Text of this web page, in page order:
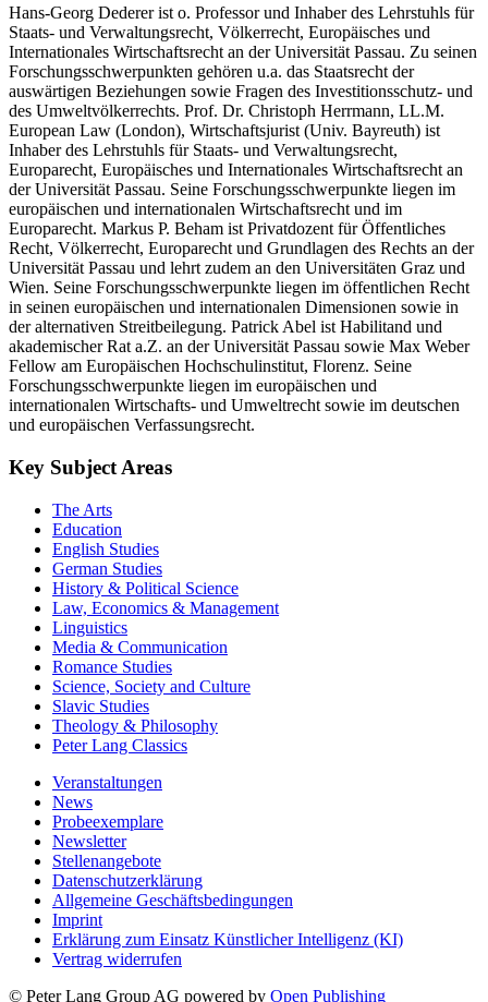
Hans-Georg Dederer ist o. Professor und Inhaber des Lehrstuhls für
Staats- und Verwaltungsrecht, Völkerrecht, Europäisches und
Internationales Wirtschaftsrecht an der Universität Passau. Zu seinen
Forschungsschwerpunkten gehören u.a. das Staatsrecht der
auswärtigen Beziehungen sowie Fragen des Investitionsschutz- und
des Umweltvölkerrechts. Prof. Dr. Christoph Herrmann, LL.M.
European Law (London), Wirtschaftsjurist (Univ. Bayreuth) ist
Inhaber des Lehrstuhls für Staats- und Verwaltungsrecht,
Europarecht, Europäisches und Internationales Wirtschaftsrecht an
der Universität Passau. Seine Forschungsschwerpunkte liegen im
europäischen und internationalen Wirtschaftsrecht und im
Europarecht. Markus P. Beham ist Privatdozent für Öffentliches
Recht, Völkerrecht, Europarecht und Grundlagen des Rechts an der
Universität Passau und lehrt zudem an den Universitäten Graz und
Wien. Seine Forschungsschwerpunkte liegen im öffentlichen Recht
in seinen europäischen und internationalen Dimensionen sowie in
der alternativen Streitbeilegung. Patrick Abel ist Habilitand und
akademischer Rat a.Z. an der Universität Passau sowie Max Weber
Fellow am Europäischen Hochschulinstitut, Florenz. Seine
Forschungsschwerpunkte liegen im europäischen und
internationalen Wirtschafts- und Umweltrecht sowie im deutschen
und europäischen Verfassungsrecht.
Key Subject Areas
The Arts
Education
English Studies
German Studies
History & Political Science
Law, Economics & Management
Linguistics
Media & Communication
Romance Studies
Science, Society and Culture
Slavic Studies
Theology & Philosophy
Peter Lang Classics
Veranstaltungen
News
Probeexemplare
Newsletter
Stellenangebote
Datenschutzerklärung
Allgemeine Geschäftsbedingungen
Imprint
Erklärung zum Einsatz Künstlicher Intelligenz (KI)
Vertrag widerrufen
© Peter Lang Group AG powered by Open Publishing